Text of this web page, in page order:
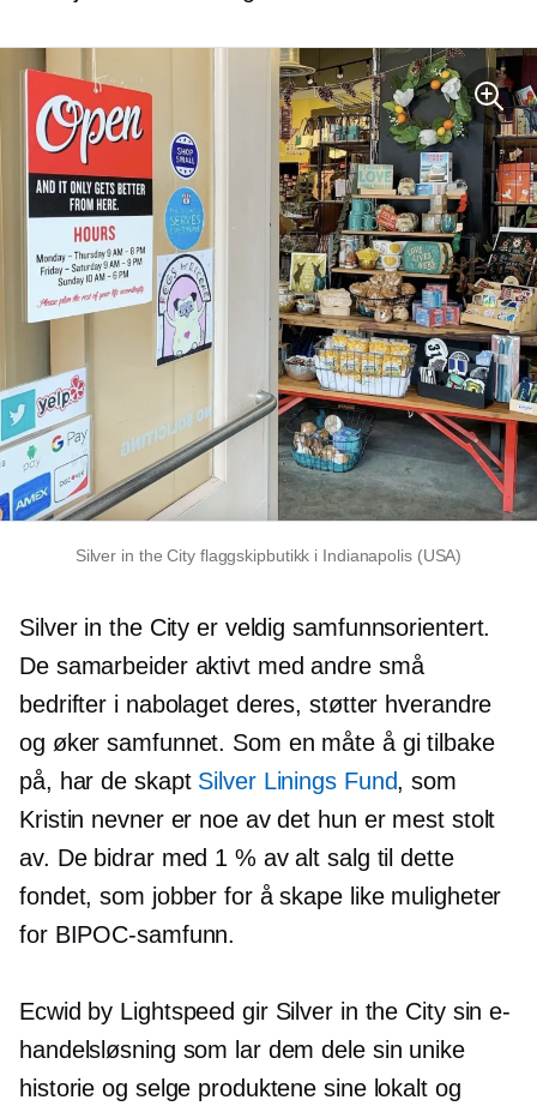
Silver in the City flaggskipbutikk i Indianapolis (USA)
Silver in the City er veldigsamfunnsorientert.
De samarbeider aktivt med andre små
bedrifter i nabolaget deres, støtter hverandre
og øker samfunnet. Som en måte å gi tilbake
på, har de skapt Silver Linings Fund, som
Kristin nevner er noe av det hun er mest stolt
av. De bidrar med 1 % av alt salg til dette
fondet, som jobber for å skape like muligheter
for BIPOC-samfunn.
Ecwid by Lightspeed gir Silver in the City sin e-
handelsløsning som lar dem dele sin unike
historie og selge produktene sine lokalt og